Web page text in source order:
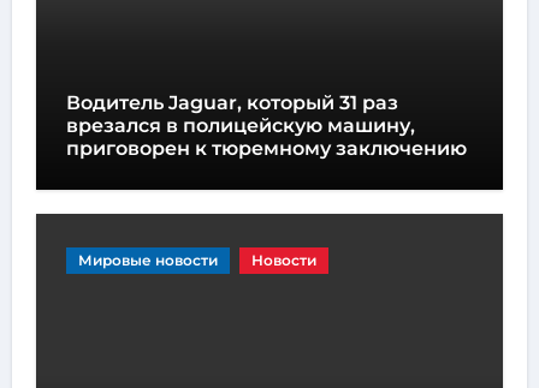
Водитель Jaguar, который 31 раз
врезался в полицейскую машину,
приговорен к тюремному заключению
Мировые новости Новости